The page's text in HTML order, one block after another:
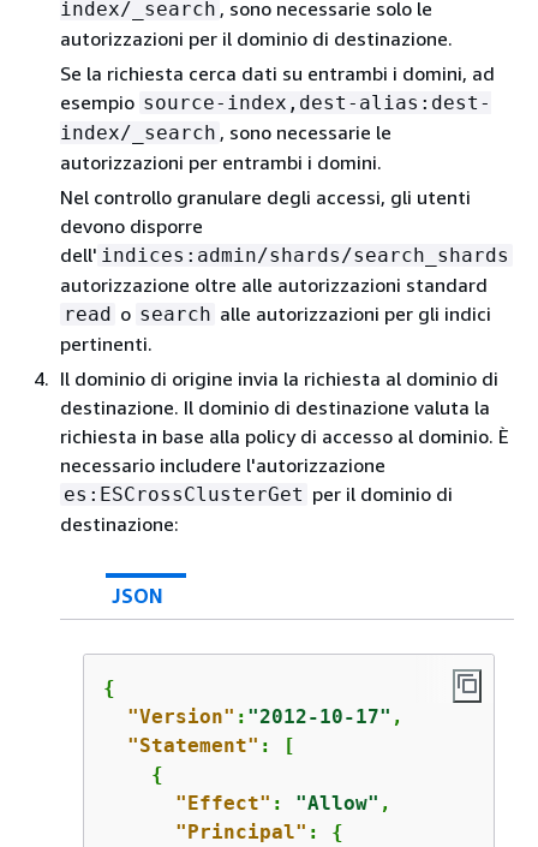
index/_search , sono necessarie solo le
autorizzazioni per il dominio di destinazione.
Se la richiesta cerca dati su entrambi i domini, ad
esempio source-index,dest-alias:dest-
index/_search , sono necessarie le
autorizzazioni per entrambi i domini.
Nel controllo granulare degli accessi, gli utenti
devono disporre
dell' indices:admin/shards/search_shards
autorizzazione oltre alle autorizzazioni standard
read o search alle autorizzazioni per gli indici
pertinenti.
Il dominio di origine invia la richiesta al dominio di
destinazione. Il dominio di destinazione valuta la
richiesta in base alla policy di accesso al dominio. È
necessario includere l'autorizzazione
es:ESCrossClusterGet per il dominio di
destinazione:
JSON
{
"Version" : "2012-10-17" ,
"Statement" : [
{
"Effect" : "Allow" ,
"Principal" : {